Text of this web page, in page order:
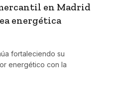
en Madrid
energética
fortaleciendo su
energético con la